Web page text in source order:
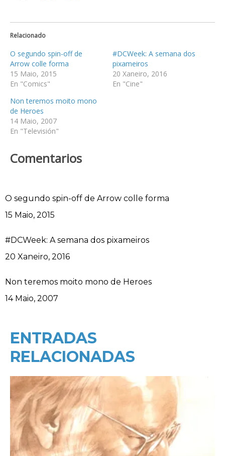
Relacionado
O segundo spin-off de
Arrow colle forma
15 Maio, 2015
En "Comics"
#DCWeek: A semana dos
pixameiros
20 Xaneiro, 2016
En "Cine"
Non teremos moito mono
de Heroes
14 Maio, 2007
En "Televisión"
Comentarios
O segundo spin-off de Arrow colle forma
Data
15 Maio, 2015
#DCWeek: A semana dos pixameiros
Data
20 Xaneiro, 2016
Non teremos moito mono de Heroes
Data
14 Maio, 2007
ENTRADAS
RELACIONADAS